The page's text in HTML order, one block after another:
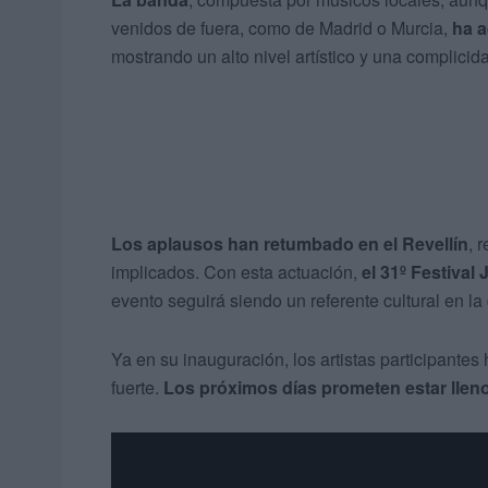
venidos de fuera, como de Madrid o Murcia, ha
mostrando un alto nivel artístico y una
Los aplausos han retumbado en el Revellín,
implicados. Con esta actuación, el 31º Festival
evento seguirá siendo un referente cultural en la
Ya en su inauguración, los artistas
fuerte. Los próximos días prometen estar